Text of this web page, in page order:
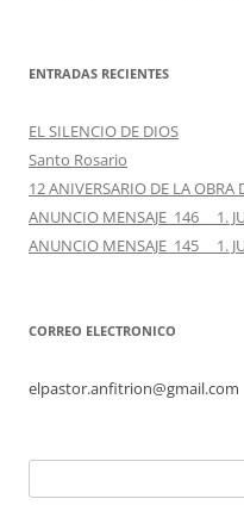
ENTRADAS RECIENTES
EL SILENCIO DE DIOS
Santo Rosario
12 ANIVERSARIO DE LA OBRA
ANUNCIO MENSAJE 146 1.
ANUNCIO MENSAJE 145 1.
CORREO ELECTRONICO
elpastor.anfitrion@gmail.com